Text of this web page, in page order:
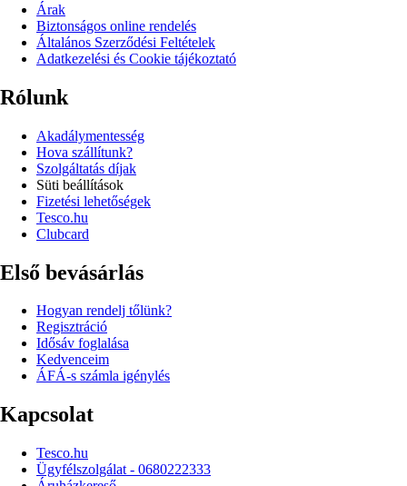
Árak
Biztonságos online rendelés
Általános Szerződési Feltételek
Adatkezelési és Cookie tájékoztató
Rólunk
Akadálymentesség
Hova szállítunk?
Szolgáltatás díjak
Süti beállítások
Fizetési lehetőségek
Tesco.hu
Clubcard
Első bevásárlás
Hogyan rendelj tőlünk?
Regisztráció
Idősáv foglalása
Kedvenceim
ÁFÁ-s számla igénylés
Kapcsolat
Tesco.hu
Ügyfélszolgálat - 0680222333